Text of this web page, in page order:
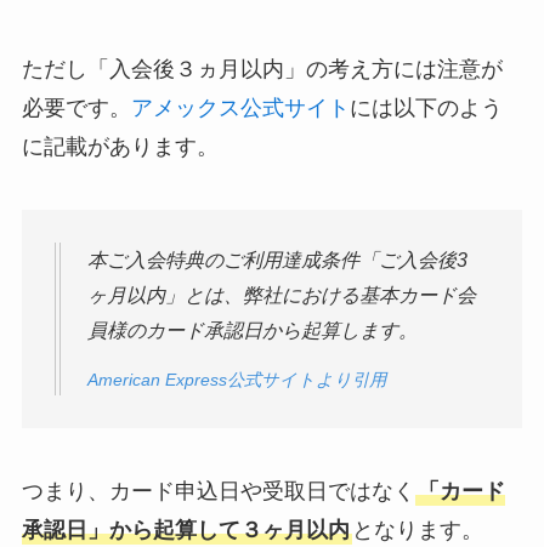
ただし「入会後３ヵ月以内」の考え方には注意が
必要です。 アメックス公式サイト には以下のよう
に記載があります。
本ご入会特典のご利用達成条件「ご入会後3
ヶ月以内」とは、弊社における基本カード会
員様のカード承認日から起算します。
American Express公式サイトより引用
つまり、カード申込日や受取日ではなく 「カード
承認日」から起算して３ヶ月以内となります。